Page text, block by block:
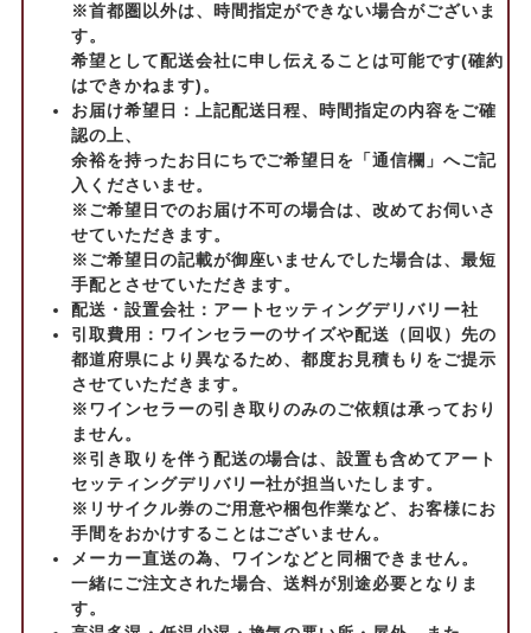
※首都圏以外は、時間指定ができない場合がございま
す。
希望として配送会社に申し伝えることは可能です(確約
はできかねます)。
お届け希望日：上記配送日程、時間指定の内容をご確
認の上、
余裕を持ったお日にちでご希望日を「通信欄」へご記
入くださいませ。
※ご希望日でのお届け不可の場合は、改めてお伺いさ
せていただきます。
※ご希望日の記載が御座いませんでした場合は、最短
手配とさせていただきます。
配送・設置会社：アートセッティングデリバリー社
引取費用：ワインセラーのサイズや配送（回収）先の
都道府県により異なるため、都度お見積もりをご提示
させていただきます。
※ワインセラーの引き取りのみのご依頼は承っており
ません。
※引き取りを伴う配送の場合は、設置も含めてアート
セッティングデリバリー社が担当いたします。
※リサイクル券のご用意や梱包作業など、お客様にお
手間をおかけすることはございません。
メーカー直送の為、ワインなどと同梱できません。
一緒にご注文された場合、送料が別途必要となりま
す。